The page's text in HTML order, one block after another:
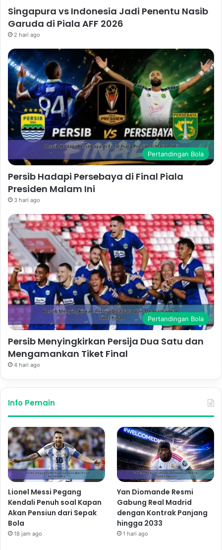
Singapura vs Indonesia Jadi Penentu Nasib
Garuda di Piala AFF 2026
2 hari ago
Pertandingan Bola
Persib Hadapi Persebaya di Final Piala
Presiden Malam Ini
3 hari ago
Pertandingan Bola
Persib Menyingkirkan Persija Dua Satu dan
Mengamankan Tiket Final
4 hari ago
Info Pemain
Lionel Messi Pegang
Kendali Penuh soal Kapan
Akan Pensiun dari Sepak
Bola
18 jam ago
Yan Diomande Resmi
Gabung Real Madrid
dengan Kontrak Panjang
hingga 2033
1 hari ago